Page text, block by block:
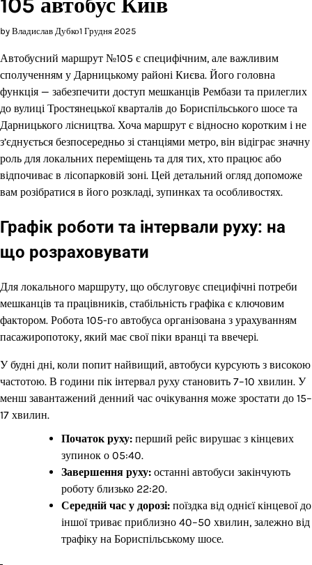
by Владислав Дубко1 Грудня 2025
Автобусний маршрут №105 є специфічним, але важливим
сполученням у Дарницькому районі Києва. Його головна
функція — забезпечити доступ мешканців Рембази та прилеглих
до вулиці Тростянецької кварталів до Бориспільського шосе та
Дарницького лісництва. Хоча маршрут є відносно коротким і не
з’єднується безпосередньо зі станціями метро, він відіграє значну
роль для локальних переміщень та для тих, хто працює або
відпочиває в лісопарковій зоні. Цей детальний огляд допоможе
вам розібратися в його розкладі, зупинках та особливостях.
Графік роботи та інтервали руху: на
що розраховувати
Для локального маршруту, що обслуговує специфічні потреби
мешканців та працівників, стабільність графіка є ключовим
фактором. Робота 105-го автобуса організована з урахуванням
пасажиропотоку, який має свої піки вранці та ввечері.
У будні дні, коли попит найвищий, автобуси курсують з високою
частотою. В години пік інтервал руху становить 7–10 хвилин. У
менш завантажений денний час очікування може зростати до 15–
17 хвилин.
Початок руху: перший рейс вирушає з кінцевих
зупинок о 05:40.
Завершення руху: останні автобуси закінчують
роботу близько 22:20.
Середній час у дорозі: поїздка від однієї кінцевої до
іншої триває приблизно 40–50 хвилин, залежно від
трафіку на Бориспільському шосе.